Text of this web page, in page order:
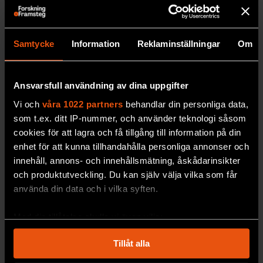
Samtycke Information Reklaminställningar Om
Ansvarsfull användning av dina uppgifter
Vi och våra 1022 partners behandlar din personliga data,
som t.ex. ditt IP-nummer, och använder teknologi såsom
cookies för att lagra och få tillgång till information på din
enhet för att kunna tillhandahålla personliga annonser och
innehåll, annons- och innehållsmätning, åskådarinsikter
och produktutveckling. Du kan själv välja vilka som får
använda din data och i vilka syften.
Med din tillåtelse skulle vi även vilja:
som kan ha en noggrannhet på upp till flera meter
Tillåt alla
2026/5